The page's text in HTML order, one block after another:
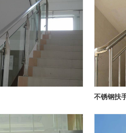
不锈钢扶